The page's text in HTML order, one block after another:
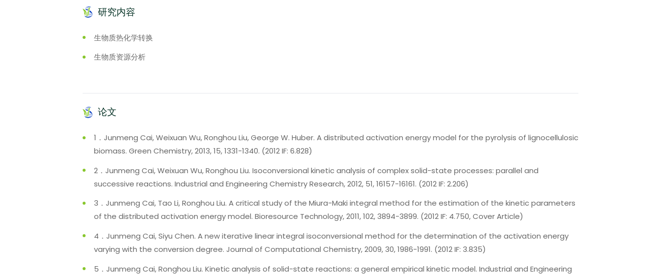
研究内容
生物质热化学转换
生物质资源分析
论文
1．Junmeng Cai, Weixuan Wu, Ronghou Liu, George W. Huber. A distributed activation energy model for the pyrolysis of lignocellulosic
biomass. Green Chemistry, 2013, 15, 1331-1340. (2012 IF: 6.828)
2．Junmeng Cai, Weixuan Wu, Ronghou Liu. Isoconversional kinetic analysis of complex solid-state processes: parallel and
successive reactions. Industrial and Engineering Chemistry Research, 2012, 51, 16157-16161. (2012 IF: 2.206)
3．Junmeng Cai, Tao Li, Ronghou Liu. A critical study of the Miura-Maki integral method for the estimation of the kinetic parameters
of the distributed activation energy model. Bioresource Technology, 2011, 102, 3894-3899. (2012 IF: 4.750, Cover Article)
4．Junmeng Cai, Siyu Chen. A new iterative linear integral isoconversional method for the determination of the activation energy
varying with the conversion degree. Journal of Computational Chemistry, 2009, 30, 1986-1991. (2012 IF: 3.835)
5．Junmeng Cai, Ronghou Liu. Kinetic analysis of solid-state reactions: a general empirical kinetic model. Industrial and Engineering